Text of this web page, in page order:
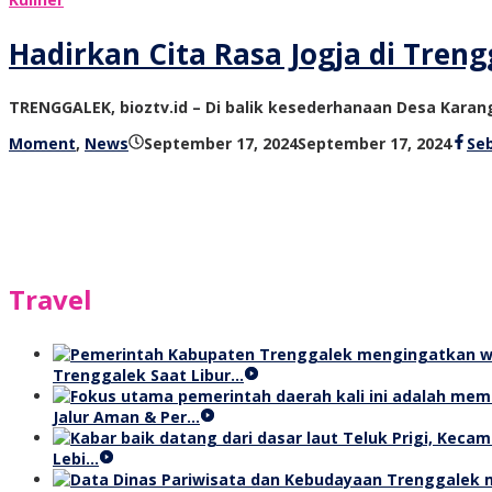
Hadirkan Cita Rasa Jogja di
TRENGGALEK, bioztv.id – Di balik kesederhanaan Desa
Moment, News September 17, 2024September 17, 2024oleh
Travel
Trenggalek Saat Libur…
Jalur Aman & Per…
Lebi…